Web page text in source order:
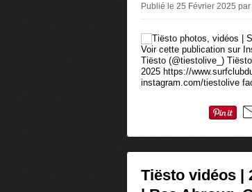
Publié le 25 Février 2025
Voir cette publication sur
Tiësto (@tiestolive_)
2025 https://
instagram.com/tiestolive
Tiësto vidéos |